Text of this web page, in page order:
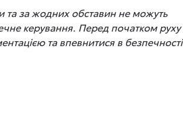
та за жодних обставин не можуть
керування. Перед початком руху
та впевнитися в безпечності